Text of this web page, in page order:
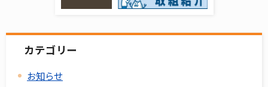
カテゴリー
お知らせ